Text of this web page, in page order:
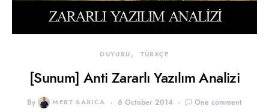
DUYURU TÜRKÇE
[Sunum] Anti Zararlı Yazılım Analizi
By MERT SARICA 6 October 2014 One comment